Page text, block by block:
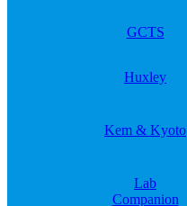
GCTS
Huxley
Kem & Kyoto
Lab
Companion